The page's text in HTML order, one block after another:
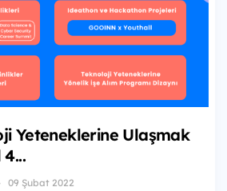
Yeteneklerine Ulaşmak
09 Şubat 2022